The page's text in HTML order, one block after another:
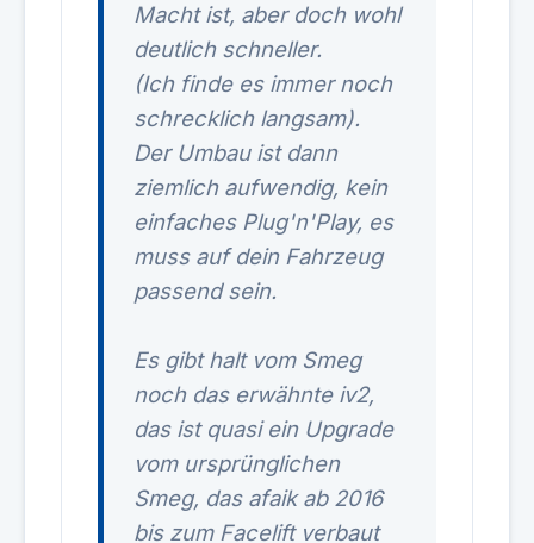
Macht ist, aber doch wohl
deutlich schneller.
(Ich finde es immer noch
schrecklich langsam).
Der Umbau ist dann
ziemlich aufwendig, kein
einfaches Plug'n'Play, es
muss auf dein Fahrzeug
passend sein.
Es gibt halt vom Smeg
noch das erwähnte iv2,
das ist quasi ein Upgrade
vom ursprünglichen
Smeg, das afaik ab 2016
bis zum Facelift verbaut